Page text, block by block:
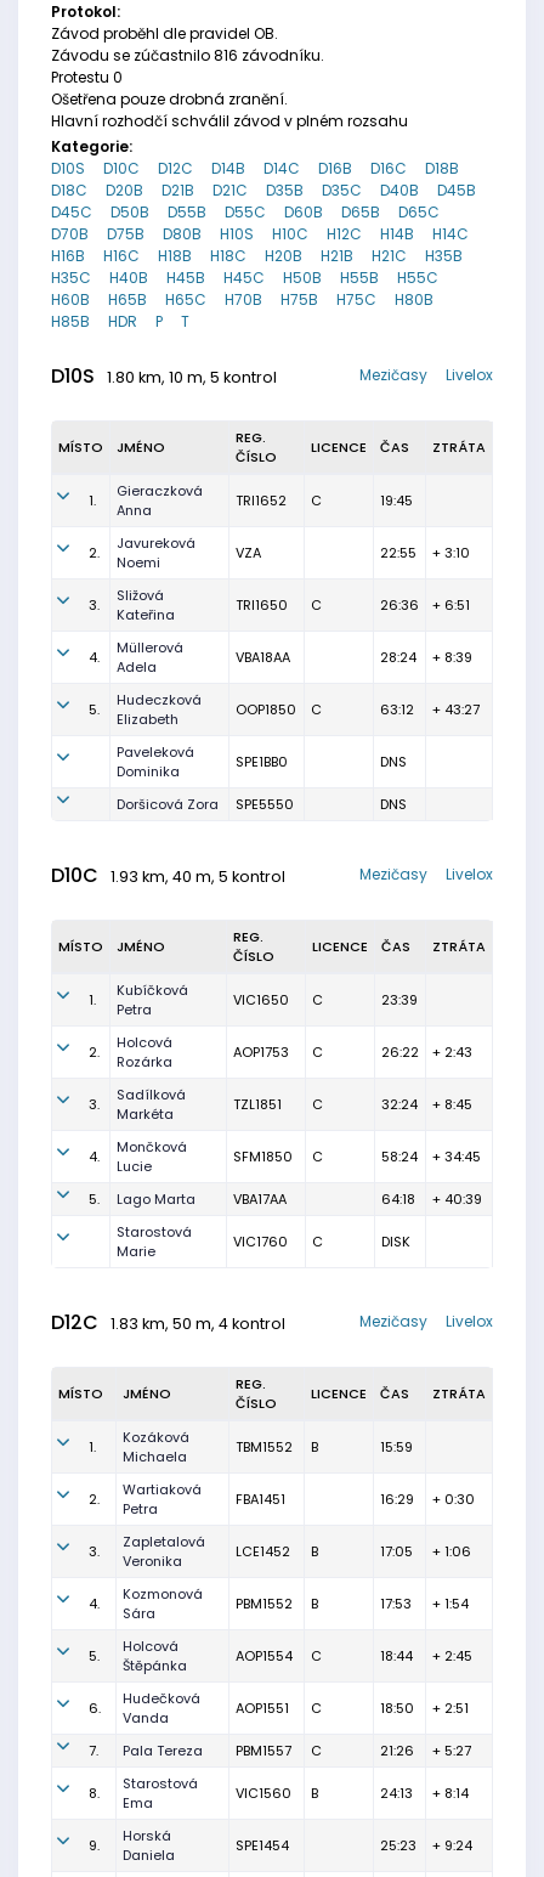
Protokol:
Závod proběhl dle pravidel OB.
Závodu se zúčastnilo 816 závodníku.
Protestu 0
Ošetřena pouze drobná zranění.
Hlavní rozhodčí schválil závod v plném rozsahu
Kategorie:
D10S
D10C D12C D14B D14C D16B D16C
D18B
D18C
D20B D21B D21C D35B D35C D40B
D45B
D45C
D50B D55B D55C D60B D65B
D65C
D70B
D75B D80B H10S H10C H12C H14B
H14C
H16B
H16C H18B H18C H20B H21B H21C
H35B
H35C
H40B H45B H45C H50B H55B
H55C
H60B
H65B H65C H70B H75B H75C
H80B
H85B
HDR P T
D10S 1.80 km, 10 m, 5 kontrol Livelox
Mezičasy
MÍSTO JMÉNO
REG.
ČÍSLO
LICENCE ČAS ZTRÁTA
1.
Gieraczková
Anna
TRI1652 C 19:45
2.
Javureková
Noemi
VZA 22:55 + 3:10
3.
Sližová
Kateřina
TRI1650 C 26:36 + 6:51
4.
Müllerová
Adela
VBA18AA 28:24 + 8:39
5.
Hudeczková
Elizabeth
OOP1850 C 63:12 + 43:27
Paveleková
Dominika
SPE1BB0 DNS
Doršicová Zora SPE5550 DNS
D10C 1.93 km, 40 m, 5 kontrol Livelox
Mezičasy
MÍSTO JMÉNO
REG.
ČÍSLO
LICENCE ČAS ZTRÁTA
1.
Kubíčková
Petra
VIC1650 C 23:39
2.
Holcová
Rozárka
AOP1753 C 26:22 + 2:43
3.
Sadílková
Markéta
TZL1851 C 32:24 + 8:45
4.
Mončková
Lucie
SFM1850 C 58:24 + 34:45
5. Lago Marta VBA17AA 64:18
+ 40:39
Starostová
Marie
VIC1760 C DISK
D12C 1.83 km, 50 m, 4 kontrol Livelox
Mezičasy
MÍSTO JMÉNO
REG.
ČÍSLO
LICENCE ČAS ZTRÁTA
1.
Kozáková
Michaela
TBM1552 B 15:59
2.
Wartiaková
Petra
FBA1451 16:29 + 0:30
3.
Zapletalová
Veronika
LCE1452 B 17:05 + 1:06
4.
Kozmonová
Sára
PBM1552 B 17:53 + 1:54
5.
Holcová
Štěpánka
AOP1554 C 18:44 + 2:45
6.
Hudečková
Vanda
AOP1551 C 18:50 + 2:51
7. Pala Tereza PBM1557 C 21:26 + 5:27
8.
Starostová
Ema
VIC1560 B 24:13 + 8:14
9.
Horská
Daniela
SPE1454 25:23 + 9:24